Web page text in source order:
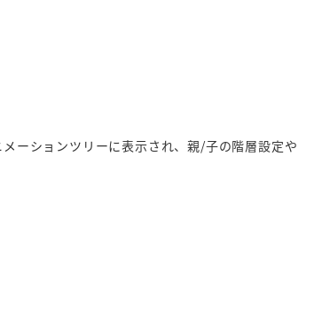
ーションツリーに表示され、親/子の階層設定や